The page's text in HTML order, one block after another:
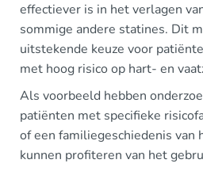
effectiever is in het verlagen
sommige andere statines. Dit
uitstekende keuze voor
met hoog risico op hart- en
Als voorbeeld hebben
patiënten met specifieke
of een familiegeschiedenis van
kunnen profiteren van het